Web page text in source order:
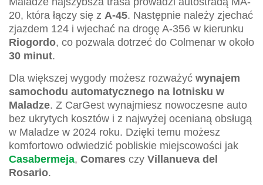
20, która łączy się z A-45. Następnie należy zjechać
zjazdem 124 i wjechać na drogę A-356 w kierunku
Riogordo, co pozwala dotrzeć do Colmenar w około
30 minut.
Dla większej wygody możesz rozważyć wynajem
samochodu automatycznego na lotnisku w
Maladze. Z CarGest wynajmiesz nowoczesne auto
bez ukrytych kosztów i z najwyżej ocenianą obsługą
w Maladze w 2024 roku. Dzięki temu możesz
komfortowo odwiedzić pobliskie miejscowości jak
Casabermeja, Comares czy Villanueva del
Rosario.